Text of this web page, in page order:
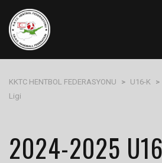
KKTC HENTBOL FEDERASYONU > U16-K >
Ligi
2024-2025 U16